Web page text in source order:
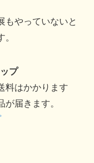
もやっていないと
。
プ
料はかかります
届きます。